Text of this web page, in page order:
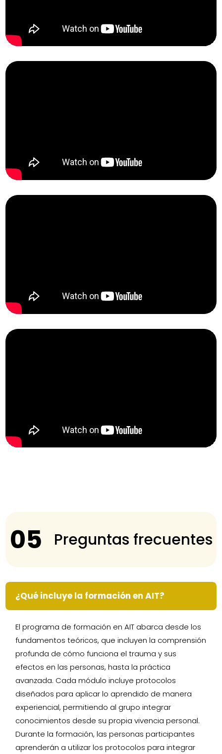
05 Preguntas frecuentes
¿Qué incluye la formación en AIT?
El programa de formación en AIT abarca desde los
fundamentos teóricos, que incluyen la comprensión
profunda de cómo funciona el trauma y sus
efectos en las personas, hasta la práctica
avanzada. Cada módulo incluye protocolos
diseñados para aplicar lo aprendido de manera
experiencial, permitiendo al grupo integrar
conocimientos desde su propia vivencia personal.
Durante la formación, las personas participantes
aprenderán a utilizar los protocolos para integrar